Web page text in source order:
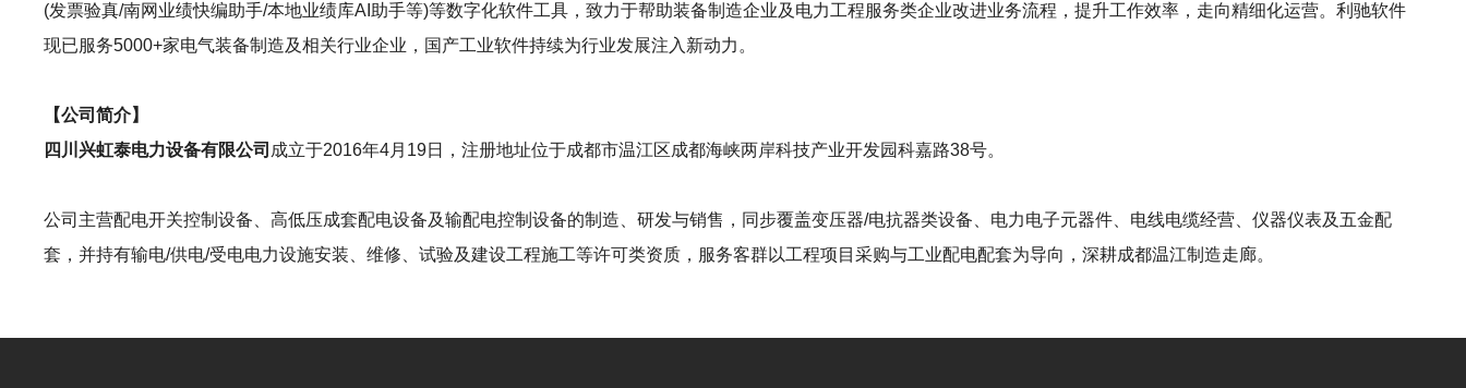
(发票验真/南网业绩快编助手/本地业绩库AI助手等)等数字化软件工具，致力于帮助装备制造企业及电力工程服务类企业改进业务流程，提升工作效率，走向精细化运营。利驰软件
现已服务5000+家电气装备制造及相关行业企业，国产工业软件持续为行业发展注入新动力。
【公司简介】
四川兴虹泰电力设备有限公司 成立于2016年4月19日，注册地址位于成都市温江区成都海峡两岸科技产业开发园科嘉路38号。
公司主营配电开关控制设备、高低压成套配电设备及输配电控制设备的制造、研发与销售，同步覆盖变压器/电抗器类设备、电力电子元器件、电线电缆经营、仪器仪表及五金配
套，并持有输电/供电/受电电力设施安装、维修、试验及建设工程施工等许可类资质，服务客群以工程项目采购与工业配电配套为导向，深耕成都温江制造走廊。